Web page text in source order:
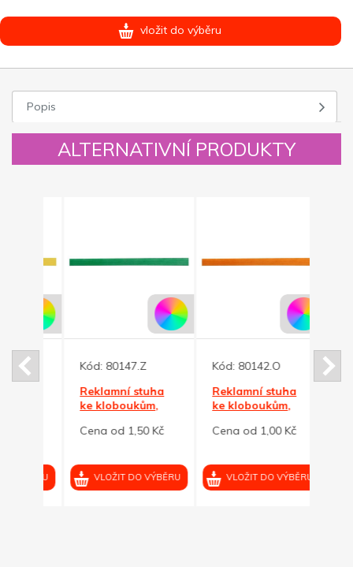
vložit do výběru
Popis
ALTERNATIVNÍ PRODUKTY
Kód:80147.Z
Reklamní stuha
ke kloboukům,
Cena od 1,50 Kč
VLOŽIT DO VÝBĚRU
Kód:80142.O
Reklamní stuha
ke kloboukům,
Cena od 1,00 Kč
VLOŽIT DO VÝBĚRU
Kód: